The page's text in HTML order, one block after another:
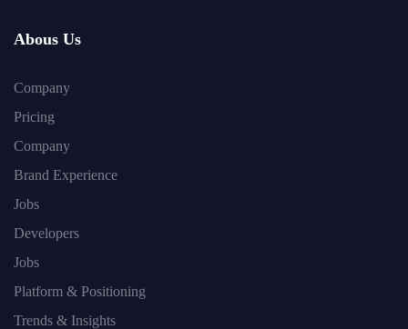
Abous Us
Company
Pricing
Company
Brand Experience
Jobs
Developers
Jobs
Platform & Positioning
Trends & Insights